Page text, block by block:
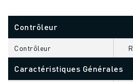
ENTRETIEN DES MACHINES
MANUTENTION
PEINTURE
Contrôleur
Contrôleur
Caractéristiques Générales